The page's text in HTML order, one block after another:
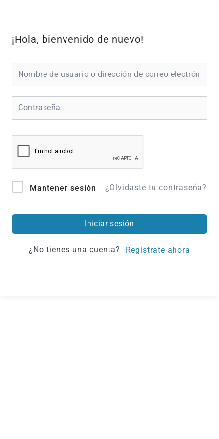
contenido
¡Hola, bienvenido de nuevo!
Mantener sesión ¿Olvidaste tu contraseña?
Iniciar sesión
¿No tienes una cuenta? Regístrate ahora